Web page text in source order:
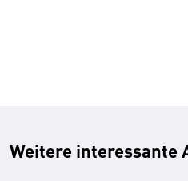
Weitere interessante